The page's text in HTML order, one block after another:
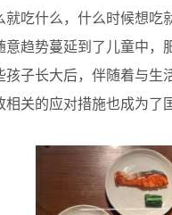
就吃什么，什么时候想吃
意趋势蔓延到了儿童中，
孩子长大后，伴随着与生
相关的应对措施也成为了